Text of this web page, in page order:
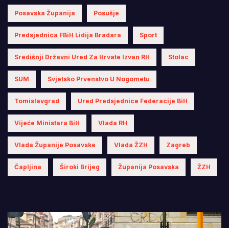
Posavska Županija Posušje
Predsjednica FBiH Lidija Bradara Sport
Središnji Državni Ured Za Hrvate Izvan RH Stolac
SUM Svjetsko Prvenstvo U Nogometu
Tomislavgrad Ured Predsjednice Federacije BiH
Vijeće Ministara BiH Vlada RH
Vlada Županije Posavske Vlada ŽZH Zagreb
Čapljina Široki Brijeg Županija Posavska ŽZH